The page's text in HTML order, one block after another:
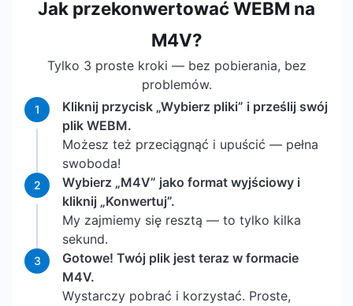
Jak przekonwertować WEBM na
M4V?
Tylko 3 proste kroki — bez pobierania, bez
problemów.
1
Kliknij przycisk „Wybierz pliki” i prześlij swój
plik WEBM.
Możesz też przeciągnąć i upuścić — pełna
swoboda!
2
Wybierz „M4V” jako format wyjściowy i
kliknij „Konwertuj”.
My zajmiemy się resztą — to tylko kilka
sekund.
3
Gotowe! Twój plik jest teraz w formacie
M4V.
Wystarczy pobrać i korzystać. Proste,